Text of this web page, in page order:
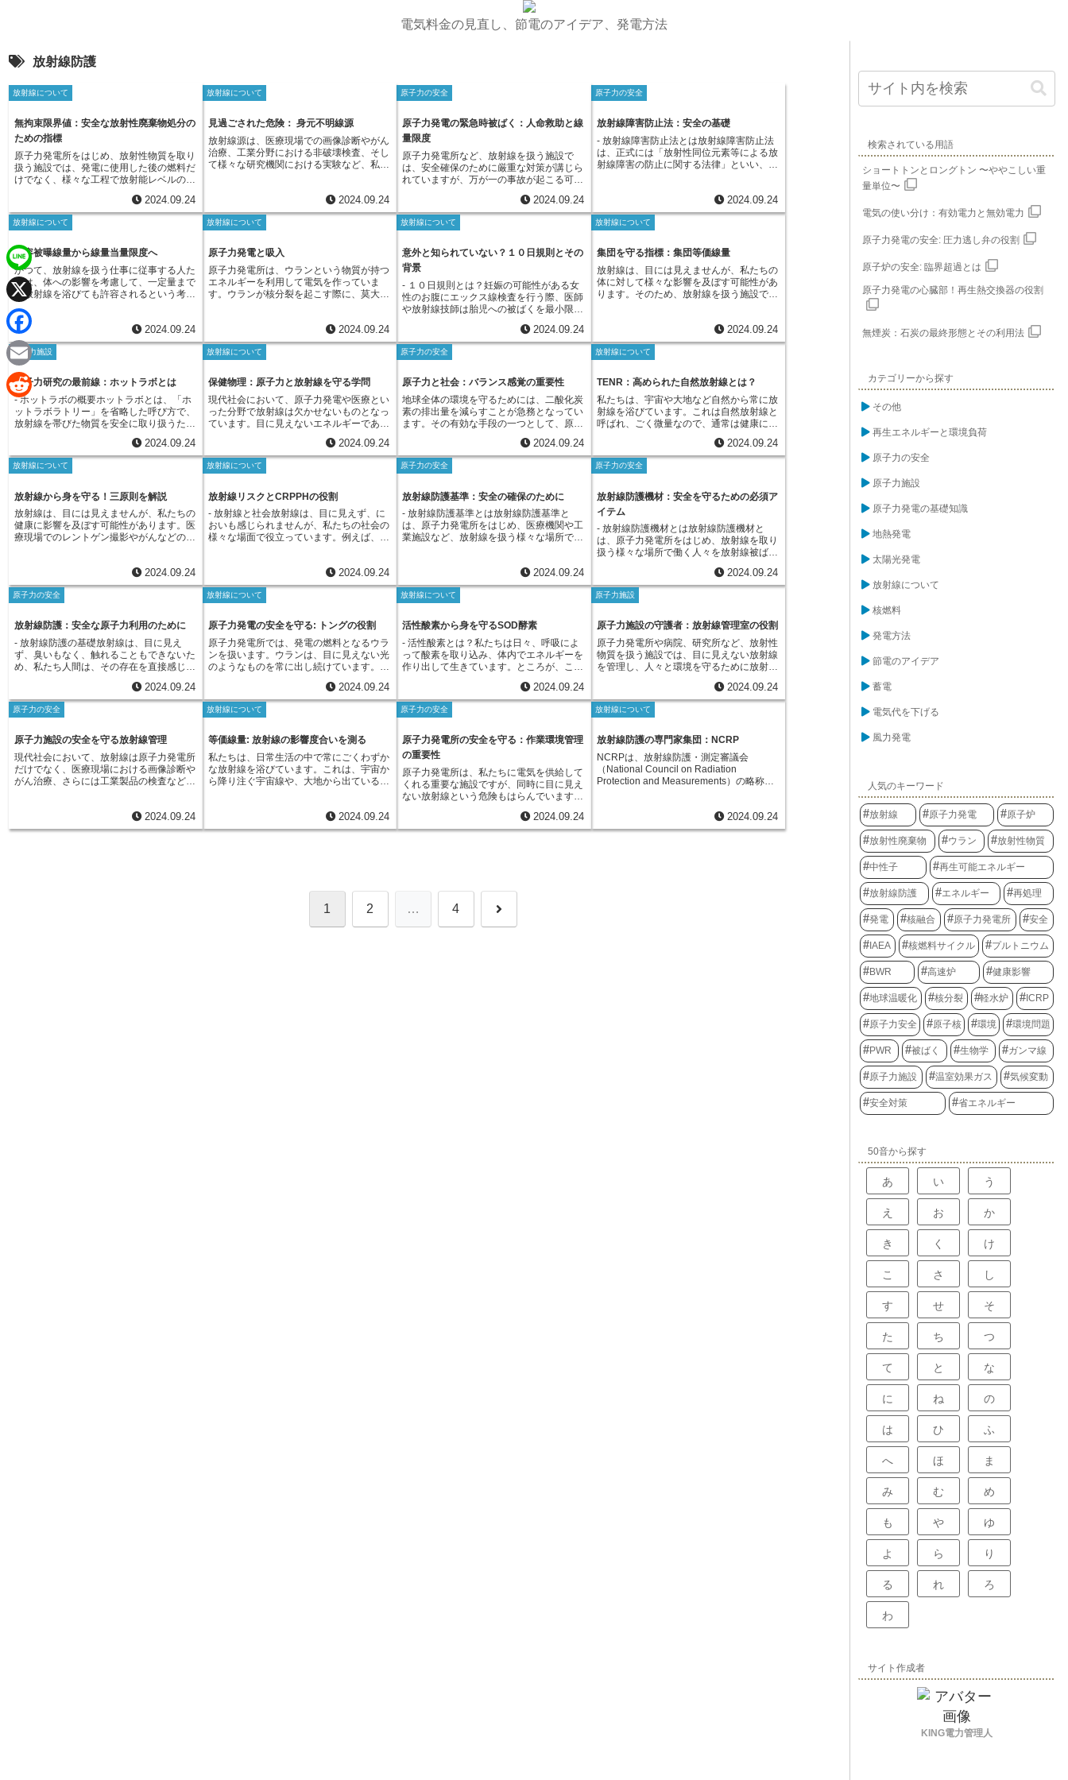
電気料金の見直し、節電のアイデア、発電方法
放射線防護
放射線について
無拘束限界値：安全な放射性廃棄物処分の
ための指標
原子力発電所をはじめ、放射性物質を取り
扱う施設では、発電に使用した後の燃料だ
けでなく、様々な工程で放射能レベルの異
は、放射能の強さや性質に合わせて、安全
かつ適切に管理することが極めて重要で
す。高レベル放射性廃棄物である使用済み
ムを取り出した後、残りの放射性物質をガ
ラス固化体として封じ込め、地下深くに埋
設処分する方法が検討されています。一
方、低レベル放射性廃棄物は、適切な処理
や処分を行うことによって、環境や私たち
の健康への影響を最小限に抑えることが可
能です。低レベル放射性廃棄物には、作業
服や手袋などの汚染物、使用済み機器の一
部などが含まれます。これらは、放射能レ
ベルに応じて分別され、焼却や圧縮などの
減容処理や、セメントなどで固めて安定化
処理が行われます。そして、遮蔽効果のあ
る容器に封入した上で、適切な管理の下で
保管または処分されます。放射性廃棄物の
安全管理は、原子力発電の利用において極
めて重要な課題です。将来世代に負担を残
さないよう、安全性を第一に、環境への影
響を最小限に抑える技術開発や管理体制の
構築が求められています。
2024.09.24
放射線について
見過ごされた危険： 身元不明線源
放射線源は、医療現場での画像診断やがん
治療、工業分野における非破壊検査、そし
て様々な研究機関における実験など、私た
線源も、その管理体制が不十分となってし
まうと、一転して人々や環境に対する深刻
な脅威になりかねません。近年、国際原子
いるのが、「身元不明線源」と呼ばれる問
題です。身元不明線源とは、本来であれば
厳重に管理されているべき放射線源が、何
らかの理由でその管理体制から外れてしま
い、所在が不明になってしまったものを指
ことがあります。また、放射性物質の規制
がまだ十分に整備されていなかった時代に
廃棄されたものが、適切に処理されずに放
さらに、企業や研究機関の管理不行き届き
害に遭ってしまうケースも後を絶ちませ
ん。身元不明線源は、その存在自体が確認
できないため、発見が極めて困難です。そ
して、発見が遅れた場合、意図せず放射線
に被ばくしてしまう人が出てしまうかもし
れません。さらに、悪意を持った者の手に
渡った場合、テロなどに悪用されるリスク
めに、関係機関は協力して、放射線源の厳
重な管理体制の構築、そして過去に廃棄さ
れた放射性物質の適切な処理や、身元不明
線源の捜索活動などを、より一層強化して
2024.09.24
原子力の安全
原子力発電の緊急時被ばく：人命救助と線
量限度
原子力発電所など、放射線を扱う施設で
は、安全確保のために厳重な対策が講じら
れていますが、万が一の事故が起こる可能
故が発生した場合、人命救助や事故の拡大
を防ぐために、危険を承知の上で緊急作業
に従事しなければならない人々がいます。
人々が受ける放射線による被ばくを「緊急
時被ばく」と呼びます。緊急時被ばくは、
原子力施設や放射線施設で働く人々が、通
常の業務中に受ける被ばくとは明確に区別
されます。原子力施設で働く人々は、法令
で定められた年間被ばく線量の上限を超え
ないように、日々の業務における被ばく線
量の管理や安全教育を受けています。しか
しながら、緊急時被ばくは、事故という予
測不能な事態における被ばくであるため、
える可能性も孕んでいます。緊急時被ばく
では、消火活動や放射性物質の漏洩を食い
止める作業など、状況に応じて様々な活動
が含まれます。このような活動は、時に自
身の危険を顧みずに人命救助や被害拡大の
抑制を最優先に行わなければならない、極
めて困難な状況下で行われることがありま
す。緊急時被ばくは、このような状況下に
で、通常の業務中の被ばくとは大きく異な
る性質を持つと言えます。
2024.09.24
原子力の安全
放射線障害防止法：安全の基礎
- 放射線障害防止法とは放射線障害防止法
は、正式には「放射性同位元素等による放
射線障害の防止に関する法律」といい、一
制定され、放射性物質や放射線を発生する
装置を安全に取り扱うためのルールを定め
たものです。私たちの身の回りには、医療
の強度を確認する際に用いられるガンマ線
など、様々な放射線が溢れています。これ
らの放射線は、使い方を誤ると人体や環境
に悪影響を及ぼす可能性があります。そこ
で、放射線障害防止法は、放射性物質や放
目的としているのです。具体的には、放射
性物質である放射性同位元素の使用や販
売、貸し借り、廃棄など、その取り扱いの
管理、防災対策など、様々な義務が定めら
ても、設置や使用、点検などに関する規制
が設けられています。このように、放射線
障害防止法は、放射線を取り扱う事業者だ
けでなく、私たち一人ひとりの安全を守る
ために重要な役割を担っていると言えるで
しょう。
2024.09.24
放射線について
許容被曝線量から線量当量限度へ
かつて、放射線を扱う仕事に従事する人た
ちは、体への影響を考慮して、一定量まで
は放射線を浴びても許容されるという考え
方が主流でした。この許容される放射線の
量のことを「許容被曝線量」と呼んでいま
した。この考え方が生まれた背景には、
1965年に国際放射線防護委員会（ICRP）
が出した勧告があります。この勧告では、
放射線を浴びることで健康への悪影響が生
じる可能性を認めつつも、その影響を一定
レベルに抑えることを目的として、放射線
業務に従事する人々に対する被曝線量の上
限を定めていました。しかし、時が経つに
つれて、放射線から人々を守るための考え
方は大きく進歩しました。放射線による健
康への影響は、わずかでも浴びれば浴びる
だけリスクが高まるという考え方が広ま
り、国際的な基準もより厳格なものへと変
い、「許容被曝線量」という言葉は、放射
線防護の考え方の変化を適切に反映した
「線量当量限度」という用語に置き換えら
れました。これは、放射線業務に従事する
人々が、業務上浴びてもよいとされる線量
2024.09.24
放射線について
原子力発電と吸入
原子力発電所は、ウランという物質が持つ
エネルギーを利用して電気を作っていま
す。ウランが核分裂を起こす際に、莫大な
物質には、大きく分けて二つの状態があり
ます。一つは空気中に漂う気体状のもので
す。もう一つは、目に見えないほど小さな
与える可能性がありますが、原子力発電所
はこれらの放射性物質を厳重に管理し、環
境中への放出を極力抑えています。原子力
発電所から排出される気体状の放射性物質
は、フィルターや吸着塔など、様々な装置
を通すことで、環境への影響を最小限に抑
えています。また、粒子状の放射性物質
は、排水や排気の中に含まれないように、
処理施設できちんと除去されます。さら
に監視されており、万が一、異常な値が検
出された場合は、直ちに原因を調査し、適
切な措置が取られます。このように、原子
力発電所では、人々の健康と環境を守るた
め、放射性物質の管理に細心の注意を払っ
2024.09.24
放射線について
意外と知られていない？１０日規則とその
背景
- １０日規則とは？妊娠の可能性がある女
性のお腹にエックス線検査を行う際、医師
や放射線技師は胎児への被ばくを最小限に
な状況で、かつては「１０日規則」と呼ば
れる規則が用いられていました。この規則
は、女性の月経開始日から10日以内であれ
児への影響はほとんどないという考えに基
成立していない、あるいは妊娠していたと
しても胎児の細胞分裂が非常に初期段階で
あるため、放射線の影響を受けにくいと考
えられていたのです。しかし、近年の研究
や技術の進歩によって、放射線に対する考
え方は変化しました。微量の放射線でも、
胎児に影響を与える可能性がゼロではない
会（ICRP）は2007年に10日規則の廃止を
勧告しました。現在では、10日規則に代わ
って、「妊娠している可能性がある場合
は、必ず医師や放射線技師に伝える」こと
の必要性とリスク、そして代替となる検査
方法などを検討し、患者さんと一緒に最善
の方法を決定します。
2024.09.24
放射線について
集団を守る指標：集団等価線量
放射線は、目には見えませんが、私たちの
体に対して様々な影響を及ぼす可能性があ
ります。そのため、放射線を扱う施設で
む人々に対する影響についてもきちんと考
え、対策を立てておくことが非常に重要で
す。原子力発電所のような施設では、事故
性があります。このとき、一人ひとりが浴
びる放射線の量だけでなく、その地域に住
む人々全体が浴びる放射線の量の合計を把
握することが重要になります。なぜなら、
たとえ一人ひとりが浴びる量が少なくて
も、大人数でその量を合計すると、無視で
きないレベルになる可能性があるからで
す。そこで、ある集団全体が受ける放射線
の影響を評価するために、「集団等価線
個人に対する影響を表す線量に、その集団
の人数を掛け合わせることで計算されま
す。この指標を用いることで、ある地域に
住む人々全体が受ける放射線の影響を一つ
の数字で表すことができ、より適切な防災
対策を立てることができます。
2024.09.24
原子力施設
原子力研究の最前線：ホットラボとは
- ホットラボの概要ホットラボとは、「ホ
ットラボラトリー」を省略した呼び方で、
放射線を帯びた物質を安全に取り扱うため
を指します。原子力研究においては、ウラ
ン燃料の核分裂によって生じる様々な元素
や、人工的に放射能を持たせた物質など、
ります。これらの物質は、人体に深刻な影
響を与える可能性があり、安全に扱うため
には、厳重な安全対策が必須となります。
そこで、ホットラボが重要な役割を果たし
ます。ホットラボでは、分厚い鉛でできた
ータ、高性能な換気システムなど、放射線
による被ばくを最小限に抑えるための様々
な工夫が凝らされています。これらの設備
により、研究者たちは安全な環境で、放射
ができます。ホットラボは、原子力研究の
進歩に欠かせない施設であり、新しいエネ
ルギー源の開発や医療分野への応用など、
様々な分野に貢献しています。
2024.09.24
放射線について
保健物理：原子力と放射線を守る学問
現代社会において、原子力発電や医療とい
った分野で放射線は欠かせないものとなっ
ています。目に見えないエネルギーである
たらしてくれる一方で、使い方を誤ると人
体や環境に影響を与える可能性も秘めてい
ます。放射線は、レントゲン撮影による病
治療など、医療分野で広く活用されていま
す。また、工業製品の検査や農作物の品種
改良などにも利用され、私たちの生活を支
えています。しかし、放射線は使い方を誤
ると、細胞や遺伝子に損傷を与え、健康に
め、放射線を取り扱う際には、適切な知識
と安全対策が不可欠です。放射線の人体へ
の影響や安全な取り扱い方を研究する学問
が、『保健物理』です。保健物理は、放射
測定方法や防護対策、法律や倫理など、多
岐にわたる分野を網羅しています。放射線
は、正しく理解し、安全に利用すること
で、私たちに多くの恩恵をもたらしてくれ
る強力なエネルギーです。安心安全な社会
を実現するために、放射線と安全に付き合
っていくことが重要です。
2024.09.24
原子力の安全
原子力と社会：バランス感覚の重要性
地球全体の環境を守るためには、二酸化炭
素の排出量を減らすことが急務となってい
ます。その有効な手段の一つとして、原子
は、発電時に二酸化炭素をほとんど排出し
ないという利点があるからです。しかし、
原子力発電には、忘れてはならない重大な
康被害のリスクです。ひとたび事故が起こ
ると、広範囲に深刻な影響を及ぼす可能性
があり、その危険性を軽視することはでき
ません。原子力発電の是非を判断するに
は、社会全体にとってのメリットとデメリ
境問題の解決策として期待される一方で、
重大な事故のリスクも孕んでいることを忘
れてはなりません。私たちは、将来世代に
安全で持続可能な社会を残していくため
くべきか、国民全体で議論を深めていく必
要があるでしょう。
2024.09.24
放射線について
TENR：高められた自然放射線とは？
私たちは、宇宙や大地など自然から常に放
射線を浴びています。これは自然放射線と
呼ばれ、ごく微量なので、通常は健康に影
因で、この自然放射線のレベルが意図せず
に高くなってしまうことがあります。これ
がTENR（Technologically Enhanced
に高められた自然放射線」です。自然放射
線は、ウランやトリウムといった放射性物
質が崩壊する際に発生します。これらの放
射性物質は、土壌や岩石の中にごく微量に
含まれており、私たちはその影響を常に受
けています。一方、TENRは、人間の産業
活動などによって、これらの放射性物質が
環境中に濃縮・拡散されることで発生しま
す。例えば、石炭火力発電所からは、石炭
の中に含まれるウランやトリウムが大気中
を製造する過程でも、ウラン系列の放射性
物質が副産物として発生し、土壌や水環境
に蓄積していく可能性があります。TENR
は、自然放射線をわずかに高めるものの、
健康にすぐに影響を与えるレベルではあり
ません。しかし、長期間にわたる被ばく
は、将来世代への影響も懸念されるため、
その発生源や影響範囲を把握し、適切な管
理を行うことが重要です。
2024.09.24
放射線について
放射線から身を守る！三原則を解説
放射線は、目には見えませんが、私たちの
健康に影響を及ぼす可能性があります。医
療現場でのレントゲン撮影やがんなどの病
されています。しかし、それと同時に、被
ばくによる健康へのリスクも存在します。
放射線による健康への影響を最小限に抑え
「距離」「遮蔽」を理解し、日々の作業に
しっかりと活かしていくことが重要です。
まず、「時間」とは、放射線場に滞在する
時間を可能な限り短くすることを意味しま
す。作業時間を短縮することで、被ばく量
を減らすことができます。次に、「距離」
とは、放射線源からできるだけ離れること
を意味します。放射線の強度は距離の二乗
に反比例して減衰するため、少し離れるだ
ます。最後に、「遮蔽」とは、放射線源と
人の間に鉛やコンクリートなどの遮蔽物を
置くことを意味します。適切な遮蔽物は、
放射線を吸収し、人体への被ばくを効果的
に低減します。放射線防護は、私たち自身
放射線防護の三原則を理解し、日々の作業
にしっかりと活かしていくことで、安全に
放射線を利用することができます。
2024.09.24
放射線について
放射線リスクとCRPPHの役割
- 放射線と社会放射線は、目に見えず、に
おいも感じられませんが、私たちの社会の
様々な場面で役立っています。例えば、医
やがん治療は、放射線の性質を利用したも
のです。また、工業の分野では、製品の検
査や材料の改良などに放射線が利用されて
種改良や食品の殺菌などに役立てられてい
ます。このように、放射線は現代社会にと
ってなくてはならない技術の一つと言える
でしょう。しかし、放射線は人体に影響を
与える可能性があることも事実です。大量
に浴びると健康に悪影響を及ぼす可能性が
あり、適切な管理と利用が求められます。
そのため、国際機関や各国政府は協力し
て、放射線の人体への影響に関する研究
などを進めています。日本では、原子力規
制委員会が中心となって、放射線防護に関
する法律や基準を整備し、国民の安全確保
に努めています。また、放射線に関する正
しい知識の普及にも力を入れており、国民
し、安全に利用していくことが重要です。
2024.09.24
原子力の安全
放射線防護基準：安全の確保のために
- 放射線防護基準とは放射線防護基準と
は、原子力発電所をはじめ、医療機関や工
業施設など、放射線を扱う様々な場所で、
目に見えない放射線が人体に与える健康へ
の影響を可能な限り小さくすることを目的
としています。放射線は、私たちが暮らす
から降り注ぐ宇宙線や大地に含まれる放射
性物質などから常に浴びています。 ま
た、レントゲン撮影など医療分野でも利用
されています。しかし、大量に浴びてしま
うと健康に悪影響を及ぼす可能性があるた
め、放射線を扱う施設では、この基準に基
づいて厳格な管理と対策が行われていま
す。具体的には、放射線作業に従事する人
の被ばく線量を可能な限り低く抑えるため
作業計画が立てられています。また、施設
周辺の環境への影響を最小限にするため、
ども厳しく管理されています。この基準
は、国際的な放射線防護機関である国際放
射線防護委員会（ICRP）の勧告に基づい
て、それぞれの国や地域の実情に合わせて
定められています。日本においては、原子
力規制委員会が中心となって、関係省庁と
2024.09.24
原子力の安全
放射線防護機材：安全を守るための必須ア
イテム
- 放射線防護機材とは放射線防護機材と
は、原子力発電所をはじめ、放射線を取り
扱う様々な場所で働く人々を放射線被ばく
は、目に見えず、臭いもしない、音も聞こ
えないため、私たち人間は五感で感知する
ことができません。そのため、知らないう
があります。このような放射線の危険性か
ら作業員を守るためには、防護機材の役割
が非常に重要になります。原子力発電所な
どで使用される防護機材には、大きく分け
て３つの種類があります。まず、放射線を
通しにくい鉛やコンクリートなどで作られ
た遮蔽体は、作業員と放射線源の間に物理
的な壁を設けることで、放射線を遮断する
効果があります。次に、放射性物質の体内
れは、放射性物質が付着しにくい素材で作
られており、さらに、密閉性を高めること
で、皮膚や衣服への汚染を防ぎます。最後
に、マスクやゴーグルなどの呼吸保護具
状況や作業内容に応じて適切に選択・着用
することで、はじめて効果を発揮します。
2024.09.24
原子力の安全
放射線防護：安全な原子力利用のために
- 放射線防護の基礎放射線は、目に見え
ず、臭いもなく、触れることもできないた
め、私たち人間は、その存在を直接感じる
物質を透過する力や、物質を電離させる力
を持っており、 その影響は、私たちの体
や環境に様々な影響を与える可能性があり
の特性を踏まえ、私たち人間や動植物、そ
して環境を、放射線の影響から守るための
活動です。具体的には、放射線による被ば
くや放射性物質による汚染を可能な限り低
く抑えることで、健康への悪影響を未然に
子力発電所において特に重要視されていま
す。発電所内では、ウラン燃料の核分裂反
応により、大量の放射線が放出されます。
2024.09.24
放射線について
原子力発電の安全を守る: トングの役割
原子力発電所では、発電の燃料となるウラ
ンを扱います。ウランは、目に見えない光
のようなものを常に出し続けています。こ
と人の体に害を及ぼす可能性があります。
発電所で働く人たちは、この放射線を浴び
すぎないように、様々な対策をしながら作
出しているものに触れるときには、ゴム手
袋よりも分厚い特殊な手袋をはめて、直接
触れないようにしています。また、作業場
は、放射線を遮るコンクリートの壁で囲わ
れており、放射線を浴びる量を減らす工夫
ついた放射線の量を測るバッジを身につけ
ています。原子力発電所で働く人たちは、
このような対策を徹底することで、安全を
2024.09.24
放射線について
活性酸素から身を守るSOD酵素
- 活性酸素とは？私たちは日々、呼吸によ
って酸素を取り込み、体内でエネルギーを
作り出して生きています。ところが、この
られないものがあります。それが活性酸素
です。活性酸素は、呼吸によって取り込ま
れた酸素の一部が変化したもので、普通の
っています。活性酸素は、まるで錆のよう
に、私たちの体内の細胞や組織を少しずつ
傷つけていきます。このダメージが蓄積し
ていくことが、老化現象の大きな原因の一
つと考えられています。また、活性酸素は
老化だけでなく、がんや動脈硬化、糖尿病
など、様々な病気の発症リスクを高めるこ
とも指摘されています。活性酸素は、呼吸
によって体内で自然に発生するだけでな
らされている現代人にとって、活性酸素は
決して無視できない存在と言えるでしょ
2024.09.24
原子力施設
原子力施設の守護者：放射線管理室の役割
原子力発電所や病院、研究所など、放射性
物質を扱う施設では、目に見えない放射線
を管理し、人々と環境を守るために放射線
は、施設で働く職員や周辺地域に住む人々
の安全を守り、放射線の影響を最小限に抑
えるための重要な役割を担っています。放
定、放射性物質の管理、放射線作業の安全
管理、異常時の対応など、多岐にわたる業
務を行っています。施設内で働く職員は、
作業前に必ず放射線管理室で線量計を受け
取り、作業中の被ばく線量を測定します。
く線量の記録と管理を行います。また、放
射線管理室は、施設内の空気や水、土壌な
どの環境試料を採取し、放射線量の測定や
2024.09.24
原子力の安全
原子力施設の安全を守る放射線管理
現代社会において、放射線は原子力発電所
だけでなく、医療現場における画像診断や
がん治療、さらには工業製品の検査など、
ないため、その取り扱いには細心の注意が
必要です。適切な管理を怠ると、人体や環
2024.09.24
放射線について
等価線量: 放射線の影響度合いを測る
私たちは、日常生活の中で常にごくわずか
な放射線を浴びています。これは、宇宙か
ら降り注ぐ宇宙線や、大地から出ている放
トゲン検査やCT検査なども放射線を利用
しています。この放射線が私たちの体にど
ギーの高い放射線は低い放射線よりも体に
部位によって放射線への強さも異なるた
め、同じ量の放射線を浴びたとしても、影
2024.09.24
原子力の安全
原子力発電所の安全を守る：作業環境管理
の重要性
原子力発電所は、私たちに電気を供給して
くれる重要な施設ですが、同時に目に見え
ない放射線という危険もはらんでいます。
で働く作業員の安全と健康を守ることが何
よりも重要となります。発電所の心臓部で
す。目に見えず、臭いもない放射線から作
業員を守るため、さまざまな対策が講じら
れています。防護服の着用は当然のこと、
作業時間や場所を厳密に管理することで、
2024.09.24
放射線について
放射線防護の専門家集団：NCRP
NCRPは、放射線防護・測定審議会
（National Council on Radiation
Protection and Measurements）の略称で
関する情報を提供し、人々の健康と環境を
守ることを使命としています。NCRPは、
2024.09.24
1 2 … 4 次
検索されている用語
ショートトンとロングトン 〜ややこしい重
量単位〜
電気の使い分け：有効電力と無効電力
原子力発電の安全: 圧力逃し弁の役割
原子炉の安全: 臨界超過とは
原子力発電の心臓部！再生熱交換器の役割
無煙炭：石炭の最終形態とその利用法
カテゴリーから探す
その他
再生エネルギーと環境負荷
原子力の安全
原子力施設
原子力発電の基礎知識
地熱発電
太陽光発電
放射線について
核燃料
発電方法
節電のアイデア
蓄電
電気代を下げる
風力発電
人気のキーワード
放射線 原子力発電 原子炉
放射性廃棄物 ウラン 放射性物質
中性子 再生可能エネルギー
放射線防護 エネルギー 再処理
発電 核融合 原子力発電所 安全
IAEA 核燃料サイクル プルトニウム
BWR 高速炉 健康影響
地球温暖化 核分裂 軽水炉 ICRP
原子力安全 原子核 環境 環境問題
PWR 被ばく 生物学 ガンマ線
原子力施設 温室効果ガス 気候変動
安全対策 省エネルギー
50音から探す
あ い う
え お か
き く け
こ さ し
す せ そ
た ち つ
て と な
に ね の
は ひ ふ
へ ほ ま
み む め
も や ゆ
よ ら り
る れ ろ
わ
サイト作成者
KING電力管理人
L
n
e
X
F
a
c
o
E
m
i
R
d